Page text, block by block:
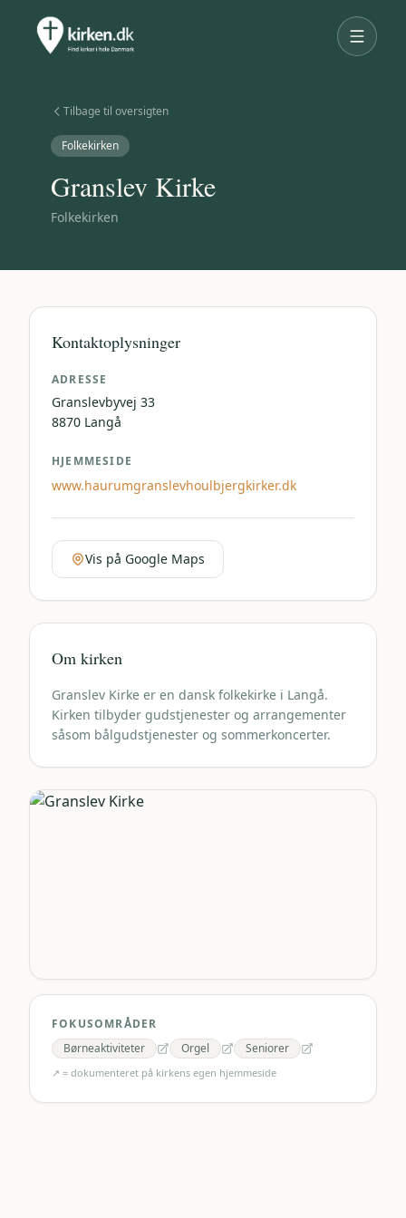
Tilbage til oversigten
Folkekirken
Granslev Kirke
Folkekirken
Kontaktoplysninger
ADRESSE
Granslevbyvej 33
8870 Langå
HJEMMESIDE
www.haurumgranslevhoulbjergkirker.dk
Vis på Google Maps
Om kirken
Granslev Kirke er en dansk folkekirke i Langå.
Kirken tilbyder gudstjenester og arrangementer
såsom bålgudstjenester og sommerkoncerter.
FOKUSOMRÅDER
Børneaktiviteter
Orgel Seniorer
↗ = dokumenteret på kirkens egen hjemmeside